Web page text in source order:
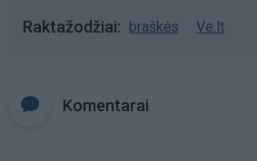
Raktažodžiai braškės Ve.lt
Komentarai